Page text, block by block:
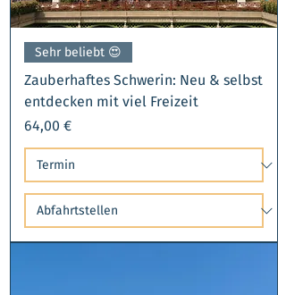
Sehr beliebt 😍​
Zauberhaftes Schwerin: Neu & selbst
entdecken mit viel Freizeit
Preis
64,00 €